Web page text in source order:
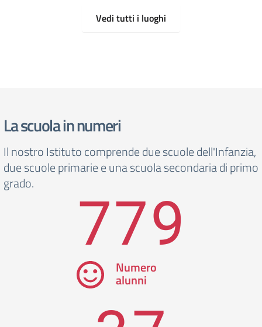
Vedi tutti i luoghi
La scuola in numeri
Il nostro Istituto comprende due scuole dell'Infanzia,
due scuole primarie e una scuola secondaria di primo
grado.
779
Numero
alunni